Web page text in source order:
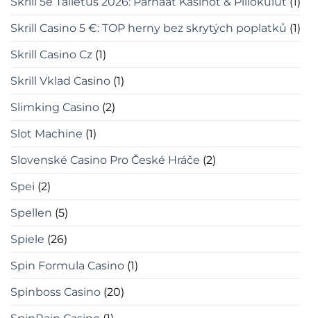
Skrill Casino 5 €: TOP herny bez skrytých poplatků (1)
Skrill Casino Cz (1)
Skrill Vklad Casino (1)
Slimking Casino (2)
Slot Machine (1)
Slovenské Casino Pro České Hráče (2)
Spei (2)
Spellen (5)
Spiele (26)
Spin Formula Casino (1)
Spinboss Casino (20)